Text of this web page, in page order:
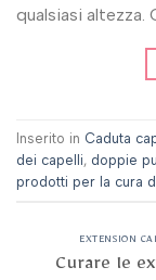
qualsiasi altezza.
Inserito in Caduta
dei capelli, doppie
prodotti per la cura
EXTENSION
Curare le